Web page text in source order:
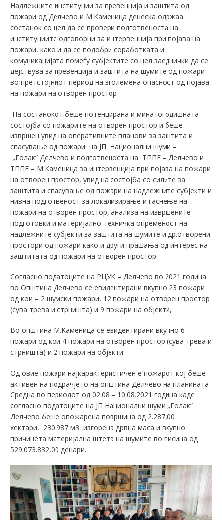
Надлежните институции за превенција и заштита од
пожари од Делчево и М.Каменица денеска одржаа
состанок со цел да се провери подготвеноста на
институциите одговорни за интервенција при појава на
пожари, како и да се подобри соработката и
комуникацијата помеѓу субјектите со цел заеднички да се
дејствува за превенција и заштита на шумите од пожари
во претстојниот период на зголемена опасност од појава
на пожари на отворен простор
На состанокот беше потенцирана и минатогодишната
состојба со пожарите на отворен простор и беше
извршен увид на оперативните планови за заштита и
спасување од пожари на ЈП Национални шуми –
„Голак“ Делчево и подготвеноста на ТППЕ – Делчево и
ТППЕ – М.Каменица за интервенција при појава на пожари
на отворен простор, увид на состојба со силите за
заштита и спасување од пожари на надлежните субјекти и
нивна подготвеност за локализирање и гаснење на
пожари на отворен простор, анализа на извршените
подготовки и материјално-техничка опременост на
надлежните субјекти за заштита на шумите и др.отворени
простори од пожари како и други прашања од интерес на
заштитата од пожари на отворен простор.
Согласно податоците на РЦУК – Делчево во 2021 година
во Општина Делчево се евидентирани вкупно 23 пожари
од кои – 2 шумски пожари, 12 пожари на отворен простор
(сува трева и стрништа) и 9 пожари на објекти,
Во општина М.Каменица се евидентирани вкупно 6
пожари од кои 4 пожари на отворен простор (сува трева и
стрништа) и 2 пожари на објекти.
Од овие пожари најкарактеристичен е пожарот кој беше
активен на подрачјето на општина Делчево на планината
Средна во периодот од 02.08 – 10.08.2021 година каде
согласно податоците на ЈП Национални шуми „Голак“
Делчево беше опожарена површина од 2.287,00
хектари, 230.987 м3 изгорена дрвна маса и вкупно
причинета материјална штета на шумите во висина од
529.073.832,00 денари.